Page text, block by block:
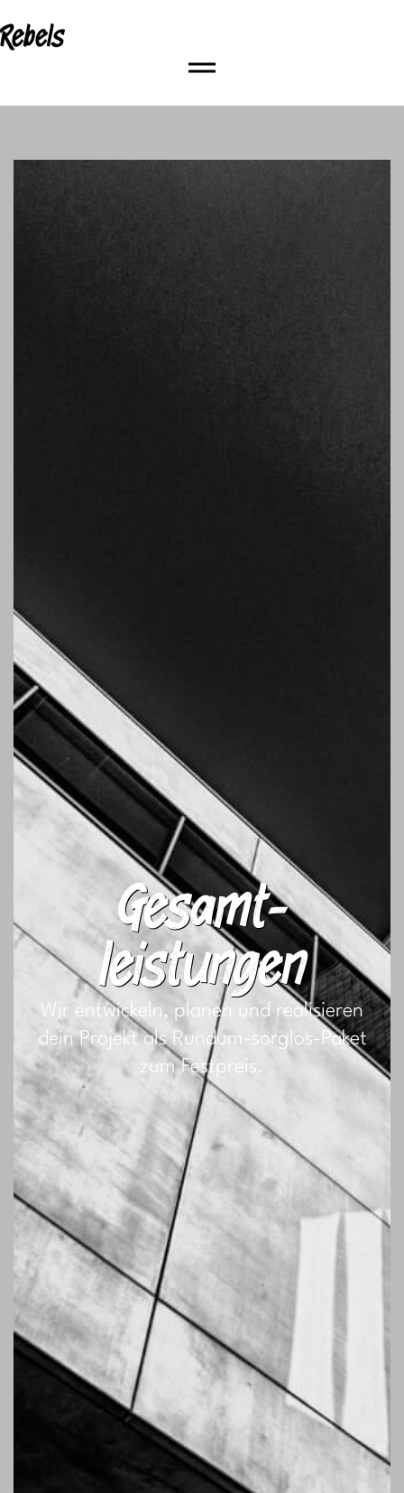
Rebels
Gesamt­
leistungen
Wir entwickeln, planen und realisieren
dein Projekt als Rundum-sorglos-Paket
zum Festpreis.